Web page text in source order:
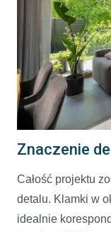
Znaczenie
Całość projektu
detalu. Klamki w
idealnie